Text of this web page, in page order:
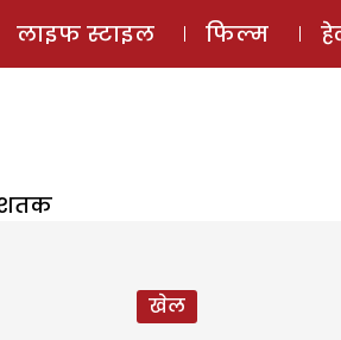
ई-मैगज़ीन
लाइफ स्टाइल फिल्म
शतक
खेल